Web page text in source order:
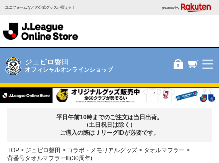
ユニフォームなどの公式グッズが買える！ powered by
ジュビロ磐田
オフィシャルオンラインショップ
平日午前10時までのご注文は当日出荷。
（土日祝日は除く）
ご購入の際はＪリーグIDが必要です。
TOP ジュビロ磐田 コラボ・メモリアルグッズ
タオルマフラー
背番号タオルマフラーⅢ(30周年)